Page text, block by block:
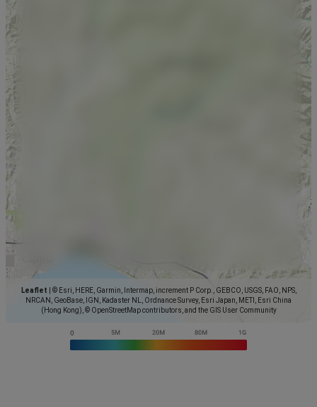
Leaflet
© Esri, HERE, Garmin, Intermap, increment P Corp., GEBCO, USGS, FAO, NPS,
NRCAN, GeoBase, IGN, Kadaster NL, Ordnance Survey, Esri Japan, METI, Esri China
(Hong Kong), © OpenStreetMap contributors, and the GIS User Community